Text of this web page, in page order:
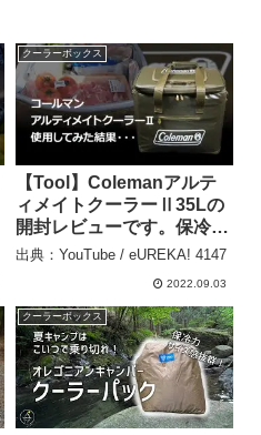
クーラーボックス
【Tool】Colemanアルテ
ィメイトクーラーⅡ35Lの
開封レビューです。保冷力
の比較をした結果・・・。
出典：YouTube / eUREKA! 4147
2022.09.03
クーラーボックス